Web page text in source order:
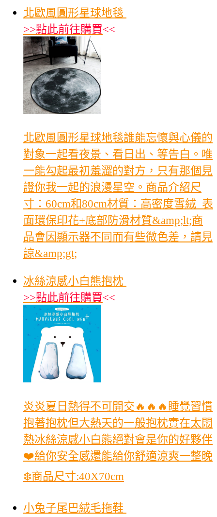
北歐風圓形星球地毯
>>點此前往購買<<
北歐風圓形星球地毯誰能忘懷與心儀的
對象一起看夜景、看日出、等告白。唯
一能勾起最初羞澀的對方，只有那個見
證你我一起的浪漫星空。商品介紹尺
寸：60cm和80cm材質：高密度雪絨_表
面環保印花+底部防滑材質&amp;lt;商
品會因顯示器不同而有些微色差，請見
諒&amp;gt;
冰絲涼感小白熊抱枕
>>點此前往購買<<
炎炎夏日熱得不可開交🔥🔥🔥睡覺習慣
抱著抱枕但大熱天的一般抱枕實在太悶
熱冰絲涼感小白熊絕對會是你的好夥伴
❤️給你安全感還能給你舒適涼爽一整晚
❄️商品尺寸:40X70cm
小兔子尾巴絨毛拖鞋